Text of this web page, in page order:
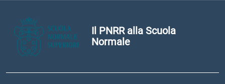
Il PNRR alla Scuola
Normale